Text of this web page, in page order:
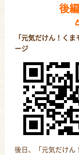
後
「元気だけん！く
ージ
後日、「元気だけん